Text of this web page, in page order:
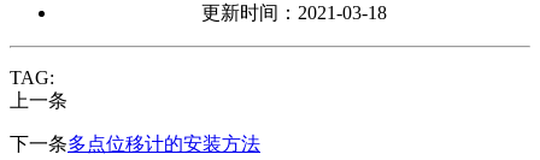
更新时间：2021-03-18
TAG:
上一条
下一条多点位移计的安装方法